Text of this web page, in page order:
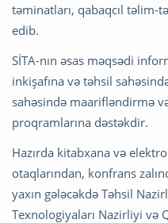
təminatları, qabaqcıl təlim-
edib.
SİTA-nın əsas məqsədi
inkişafına və təhsil
sahəsində maarifləndirmə
proqramlarına dəstəkdir.
Hazırda kitabxana və
otaqlarından, konfrans
yaxın gələcəkdə Təhsil
Texnologiyaları Nazirliyi və